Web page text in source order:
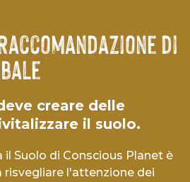
di
creare delle
il suolo.
il Suolo di Conscious Planet è
risvegliare l'attenzione dei